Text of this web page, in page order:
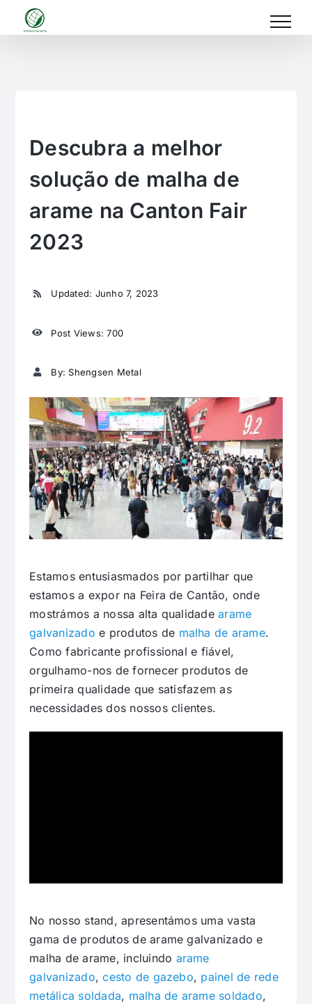
Descubra a melhor
solução de malha de
arame na Canton Fair
2023
Updated: Junho 7, 2023
Post Views: 700
By: Shengsen Metal
Estamos entusiasmados por partilhar que
estamos a expor na Feira de Cantão, onde
mostrámos a nossa alta qualidadearame
galvanizado e produtos de malha de arame.
Como fabricante profissional e fiável,
orgulhamo-nos de fornecer produtos de
primeira qualidade que satisfazem as
necessidades dos nossos clientes.
No nosso stand, apresentámos uma vasta
gama de produtos de arame galvanizado e
malha de arame, incluindo arame
galvanizado,cesto de gazebo, painel de rede
metálica soldada, malha de arame soldado,